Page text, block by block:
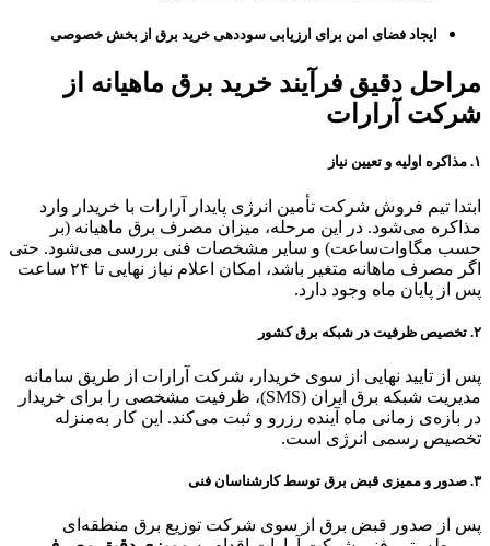
ایجاد فضای امن برای ارزیابی سوددهی خرید برق از بخش خصوصی
مراحل دقیق فرآیند خرید برق ماهیانه از
شرکت آرارات
۱. مذاکره اولیه و تعیین نیاز
ابتدا تیم فروش شرکت تأمین انرژی پایدار آرارات با خریدار وارد
مذاکره می‌شود. در این مرحله، میزان مصرف برق ماهیانه (بر
حسب مگاوات‌ساعت) و سایر مشخصات فنی بررسی می‌شود. حتی
اگر مصرف ماهانه متغیر باشد، امکان اعلام نیاز نهایی تا ۲۴ ساعت
پس از پایان ماه وجود دارد.
۲. تخصیص ظرفیت در شبکه برق کشور
پس از تایید نهایی از سوی خریدار، شرکت آرارات از طریق سامانه
مدیریت شبکه برق ایران (SMS)، ظرفیت مشخصی را برای خریدار
در بازه‌ی زمانی ماه آینده رزرو و ثبت می‌کند. این کار به‌منزله
تخصیص رسمی انرژی است.
۳. صدور و ممیزی قبض برق توسط کارشناسان فنی
پس از صدور قبض برق از سوی شرکت توزیع برق منطقه‌ای